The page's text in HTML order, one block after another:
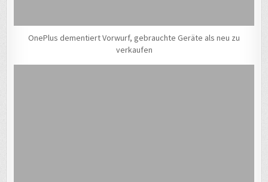
OnePlus dementiert Vorwurf, gebrauchte Geräte als neu zu
verkaufen